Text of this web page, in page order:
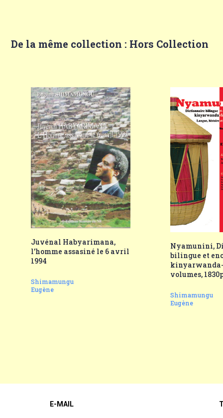
De la même collection : Hors Collection
Juvénal Habyarimana,
l'homme assasiné le 6 avril
1994
Shimamungu
Eugène
Nyamunini,
bilingue et
volumes,
Shimamungu
Eugène
E-MAIL